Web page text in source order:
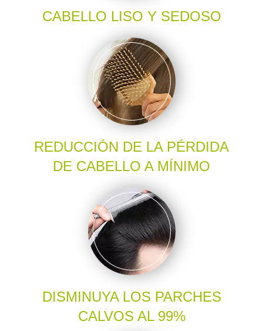
CABELLO LISO Y SEDOSO
REDUCCIÓN DE LA PÉRDIDA
DE CABELLO A MÍNIMO
DISMINUYA LOS PARCHES
CALVOS AL 99%